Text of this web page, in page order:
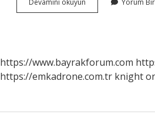
Devamını okuyun
Hangi
Yorum
https://www.bayrakforum.com
https://emkadrone.com.tr knight